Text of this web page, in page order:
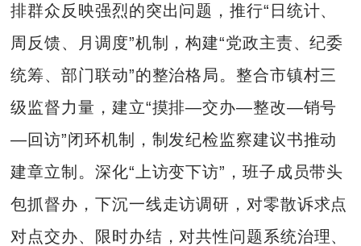
排群众反映强烈的突出问题，推行“日统计、
周反馈、月调度”机制，构建“党政主责、纪委
统筹、部门联动”的整治格局。整合市镇村三
级监督力量，建立“摸排—交办—整改—销号
—回访”闭环机制，制发纪检监察建议书推动
建章立制。深化“上访变下访”，班子成员带头
包抓督办，下沉一线走访调研，对零散诉求点
对点交办、限时办结，对共性问题系统治理、